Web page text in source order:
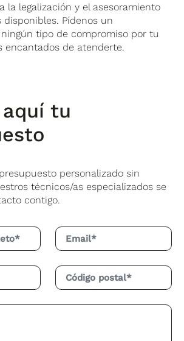
la legalización y el asesoramiento
disponibles. Pídenos un
tipo de compromiso por tu
encantados de atenderte.
tu
personalizado sin
técnicos/as especializados se
contigo.